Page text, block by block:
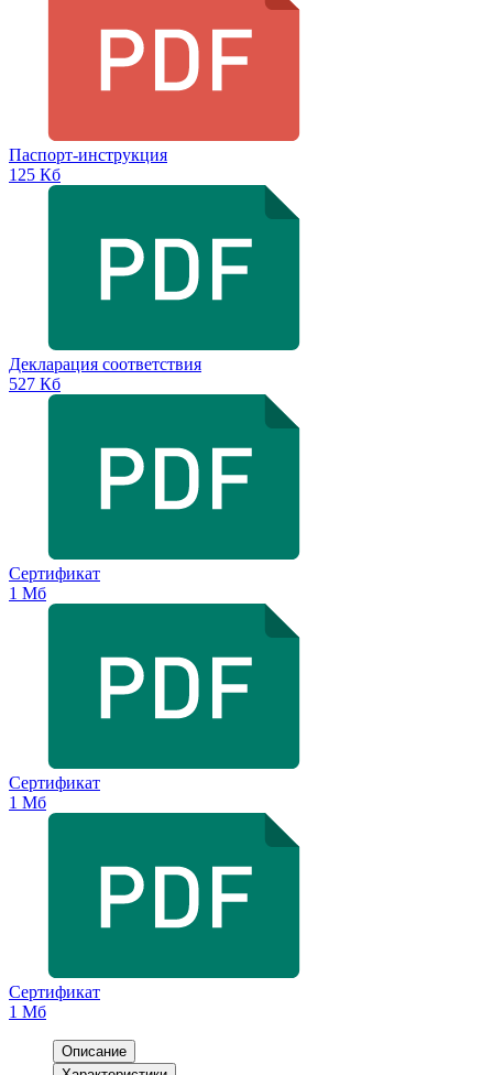
Паспорт-инструкция
125 Кб
Декларация соответствия
527 Кб
Сертификат
1 Мб
Сертификат
1 Мб
Сертификат
1 Мб
Описание